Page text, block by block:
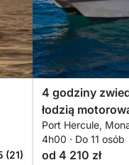
(21)
4 godziny
łodzią
10:00/14:00
Port Hercule,
4h00 · Do 11 osób
od 4 210 zł